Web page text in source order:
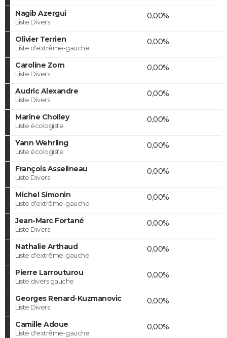
Nagib Azergui
Liste Divers
0,00%
Olivier Terrien
Liste d'extrême-gauche
0,00%
Caroline Zorn
Liste Divers
0,00%
Audric Alexandre
Liste Divers
0,00%
Marine Cholley
Liste écologiste
0,00%
Yann Wehrling
Liste écologiste
0,00%
François Asselineau
Liste Divers
0,00%
Michel Simonin
Liste d'extrême-gauche
0,00%
Jean-Marc Fortané
Liste Divers
0,00%
Nathalie Arthaud
Liste d'extrême-gauche
0,00%
Pierre Larrouturou
Liste divers gauche
0,00%
Georges Renard-Kuzmanovic
Liste Divers
0,00%
Camille Adoue
Liste d'extrême-gauche
0,00%